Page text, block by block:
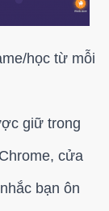
học từ mỗi
giữ trong
cửa
bạn ôn